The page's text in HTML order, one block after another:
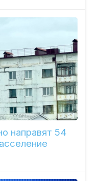
направят 54